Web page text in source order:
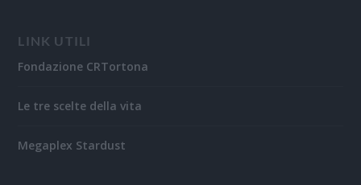
LINK UTILI
Fondazione CRTortona
Le tre scelte della vita
Megaplex Stardust